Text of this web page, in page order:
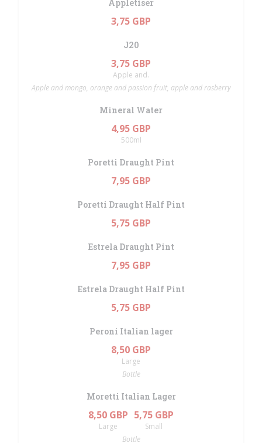
Appletiser
3,75 GBP
J20
3,75 GBP
Apple and.
Apple and mongo, orange and passion fruit, apple and rasberry
Mineral Water
4,95 GBP
500ml
Poretti Draught Pint
7,95 GBP
Poretti Draught Half Pint
5,75 GBP
Estrela Draught Pint
7,95 GBP
Estrela Draught Half Pint
5,75 GBP
Peroni Italian lager
8,50 GBP
Large
Bottle
Moretti Italian Lager
8,50 GBP
Large
5,75 GBP
Small
Bottle